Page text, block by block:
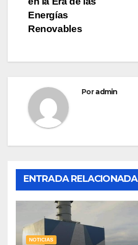
Energías
Renovables
Poradmin
ENTRADA RELACIONADA
NOTICIAS